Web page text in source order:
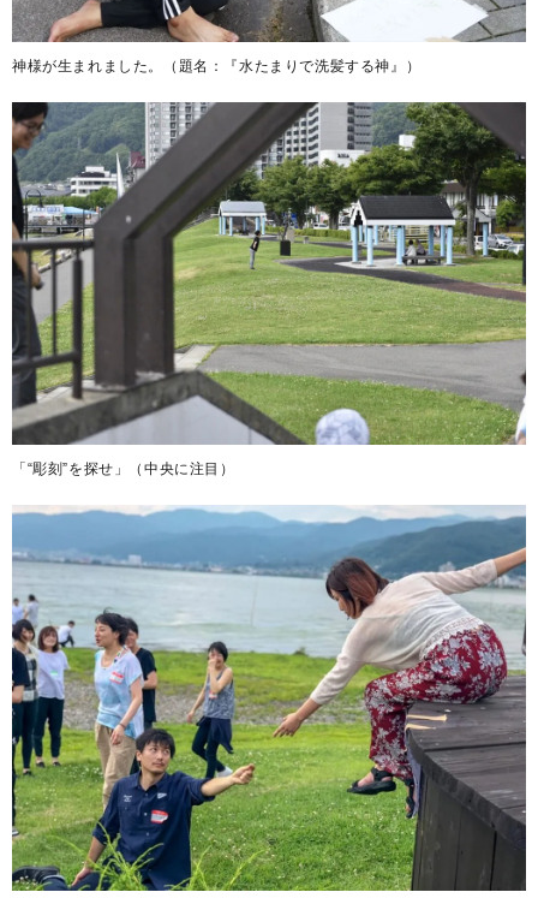
神様が生まれました。（題名：『水たまりで洗髪する神』）
「“彫刻”を探せ」（中央に注目）